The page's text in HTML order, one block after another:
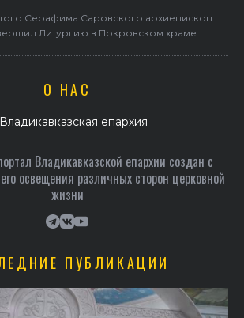
Герасим возглавил Литургию в день
Владикавказского и Моздокского Иосифа
О НАС
Владикавказской епархии создан c
освещения различных сторон церковной
жизни
ПУБЛИКАЦИИ